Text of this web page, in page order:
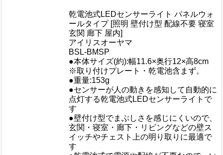
乾電池式LEDセンサーライト パネルウォ
ールタイプ [照明 壁付け型 配線不要 寝室
玄関 廊下 屋内]
アイリスオーヤマ
BSL-BMSP
●本体サイズ(約):幅11.6×奥行12×高8cm
※取り付けプレート・乾電池含まず。
●重量:153g
●センサーが人の動きを感知して自動的に
点灯する乾電池式LEDセンサーライトで
す
●壁付け型でまぶしさを感じにくいので、
玄関・寝室・廊下・リビングなどの壁ス
イッチやチェスト上の明り取りに最適で
す